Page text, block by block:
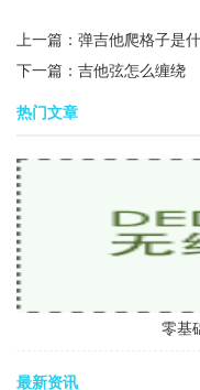
上一篇： 弹吉他爬格子是
下一篇： 吉他弦怎么缠绕
热门文章
零基
最新资讯